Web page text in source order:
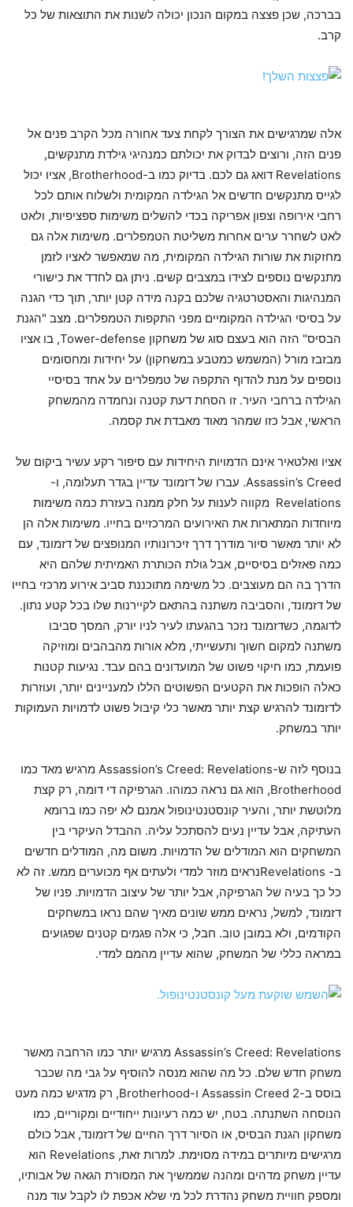
בברכה, שכן פצצה במקום הנכון יכולה לשנות את התוצאות של כל
קרב.
אלה שמרגישים את הצורך לקחת צעד אחורה מכל הקרב פנים אל
פנים הזה, ורוצים לבדוק את יכולתם כמנהיגי גילדת מתנקשים,
Revelations דואג גם לכם. בדיוק כמו ב-Brotherhood, אציו יכול
לגייס מתנקשים חדשים אל הגילדה המקומית ולשלוח אותם לכל
רחבי אירופה וצפון אפריקה בכדי להשלים משימות ספציפיות, ולאט
לאט לשחרר ערים אחרות משליטת הטמפלרים. משימות אלה גם
מחזקות את שורות הגילדה המקומית, מה שמאפשר לאציו לזמן
מתנקשים נוספים לצידו במצבים קשים. ניתן גם לחדד את כישורי
המנהיגות והאסטרטגיה שלכם בקנה מידה קטן יותר, תוך כדי הגנה
על בסיסי הגילדה המקומיים מפני התקפות הטמפלרים. מצב "הגנת
הבסיס" הזה הוא בעצם סוג של משחקון Tower-defense, בו אציו
מבזבז מורל (המשמש כמטבע במשחקון) על יחידות ומחסומים
נוספים על מנת להדוף התקפה של טמפלרים על אחד בסיסיי
הגילדה ברחבי העיר. זו הסחת דעת קטנה ונחמדה מהמשחק
הראשי, אבל כזו שמהר מאוד מאבדת את קסמה.
אציו ואלטאיר אינם הדמויות היחידות עם סיפור רקע עשיר ביקום של
Assassin’s Creed. עברו של דזמונד עדיין בגדר תעלומה, ו-
Revelations מקווה לענות על חלק ממנה בעזרת כמה משימות
מיוחדות המתארות את האירועים המרכזיים בחייו. משימות אלה הן
לא יותר מאשר סיור מודרך דרך זיכרונותיו המנופצים של דזמונד, עם
כמה פאזלים בסיסיים, אבל גולת הכותרת האמיתית שלהם היא
הדרך בה הם מעוצבים. כל משימה מתוכננת סביב אירוע מרכזי בחייו
של דזמונד, והסביבה משתנה בהתאם לקיירנות שלו בכל קטע נתון.
לדוגמה, כשדזמונד נזכר בהגעתו לעיר לניו יורק, המסך סביבו
משתנה למקום חשוך ותעשייתי, מלא אורות מהבהבים ומוזיקה
פועמת, כמו חיקוי פשוט של המועדונים בהם עבד. נגיעות קטנות
כאלה הופכות את הקטעים הפשוטים הללו למעניינים יותר, ועוזרות
לדזמונד להרגיש קצת יותר מאשר כלי קיבול פשוט לדמויות העמוקות
יותר במשחק.
בנוסף לזה ש-Assassion’s Creed: Revelations מרגיש מאד כמו
Brotherhood, הוא גם נראה כמוהו. הגרפיקה די דומה, רק קצת
מלוטשת יותר, והעיר קונסטנטינופול אמנם לא יפה כמו ברומא
העתיקה, אבל עדיין נעים להסתכל עליה. ההבדל העיקרי בין
המשחקים הוא המודלים של הדמויות. משום מה, המודלים חדשים
ב- Revelationsנראים מוזר למדי ולעתים אף מכוערים ממש. זה לא
כל כך בעיה של הגרפיקה, אבל יותר של עיצוב הדמויות. פניו של
דזמונד, למשל, נראים ממש שונים מאיך שהם נראו במשחקים
הקודמים, ולא במובן טוב. חבל, כי אלה פגמים קטנים שפגועים
במראה כללי של המשחק, שהוא עדיין מהמם למדי.
Assassin’s Creed: Revelations מרגיש יותר כמו הרחבה מאשר
משחק חדש שלם. כל מה שהוא מנסה להוסיף על גבי מה שכבר
בוסס ב-Assassin Creed 2 ו-Brotherhood, רק מדגיש כמה מעט
הנוסחה השתנתה. בטח, יש כמה רעיונות ייחודיים ומקוריים, כמו
משחקון הגנת הבסיס, או הסיור דרך החיים של דזמונד, אבל כולם
מרגישים מיותרים במידה מסוימת. למרות זאת, Revelations הוא
עדיין משחק מדהים ומהנה שממשיך את המסורת הגאה של אבותיו,
ומספק חוויית משחק נהדרת לכל מי שלא אכפת לו לקבל עוד מנה